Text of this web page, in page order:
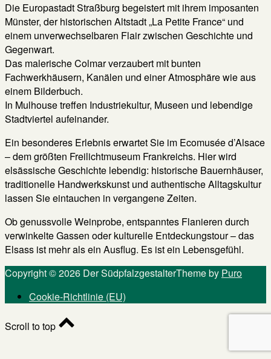
Die Europastadt Straßburg begeistert mit ihrem imposanten
Münster, der historischen Altstadt „La Petite France“ und
einem unverwechselbaren Flair zwischen Geschichte und
Gegenwart.
Das malerische Colmar verzaubert mit bunten
Fachwerkhäusern, Kanälen und einer Atmosphäre wie aus
einem Bilderbuch.
In Mulhouse treffen Industriekultur, Museen und lebendige
Stadtviertel aufeinander.
Ein besonderes Erlebnis erwartet Sie im Ecomusée d’Alsace
– dem größten Freilichtmuseum Frankreichs. Hier wird
elsässische Geschichte lebendig: historische Bauernhäuser,
traditionelle Handwerkskunst und authentische Alltagskultur
lassen Sie eintauchen in vergangene Zeiten.
Ob genussvolle Weinprobe, entspanntes Flanieren durch
verwinkelte Gassen oder kulturelle Entdeckungstour – das
Elsass ist mehr als ein Ausflug. Es ist ein Lebensgefühl.
Copyright © 2026 Der SüdpfalzgestalterTheme by Puro
Cookie-Richtlinie (EU)
Scroll to top